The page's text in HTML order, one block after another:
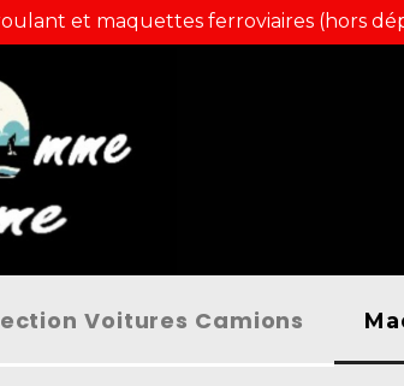
et maquettes ferroviaires (hors
Voitures Camions